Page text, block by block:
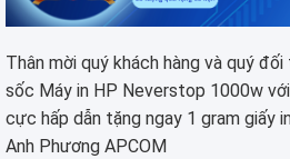
Thân mời quý khách hàng và quý
sốc Máy in HP Neverstop 1000w
cực hấp dẫn tặng ngay 1 gram giấy
Anh Phương APCOM